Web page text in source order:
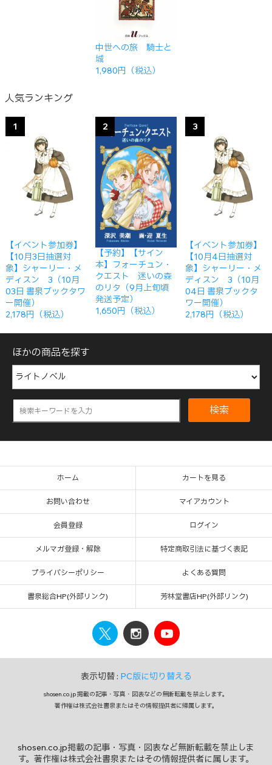
中世への旅 騎士と
城
1,980円（税込）
人気ランキング
1
【イベント参加券】
【10月3日抽選対
象】シャーリー・メ
ディスン 3（10月
03日 書泉ブックタワ
ー開催）
2,178円（税込）
2
【予約】【サイン
本】フォーチュン・
クエスト 迷いの森
のリタ（9月上旬頃
発送予定）
1,650円（税込）
3
【イベント参加券】
【10月4日抽選対
象】シャーリー・メ
ディスン 3（10月
04日 書泉ブックタ
ワー開催）
2,178円（税込）
ほかの商品を探す
検索
ホーム カートを見る
お問い合わせ マイアカウント
会員登録 ログイン
メルマガ登録・解除 特定商取引法に基づく表記
プライバシーポリシー よくある質問
書泉総合HP(外部リンク) 芳林堂書店HP(外部リンク)
表示切替 : PC版に切り替える
shosen.co.jp 掲載の記事・写真・図表などの無断転載を禁止します。
著作権は株式会社書泉またはその情報提供者に帰属します。
shosen.co.jp掲載の記事・写真・図表など無断転載を禁止しま
す。著作権は株式会社書泉またはその情報提供者に属します。